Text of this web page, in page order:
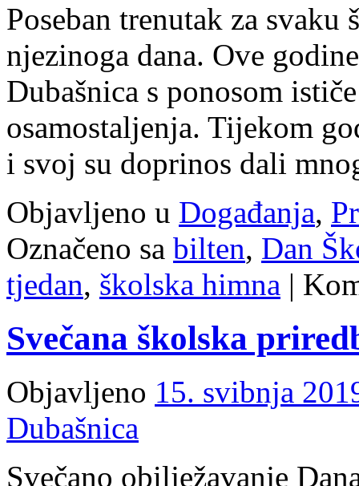
Poseban trenutak za
njezinoga dana. Ove
Dubašnica s ponosom
osamostaljenja. Tijekom
i svoj su doprinos dali
Objavljeno u Događanja,
Označeno sa bilten, Dan
tjedan, školska himna |
Svečana školska
Objavljeno 15. svibnja
Dubašnica
Svečano obilježavanje